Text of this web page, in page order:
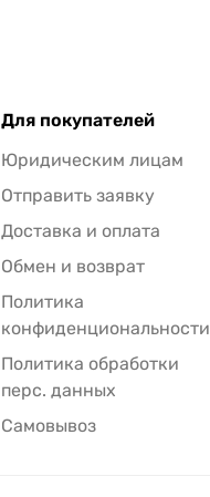
Для покупателей
Юридическим лицам
Отправить заявку
Доставка и оплата
Обмен и возврат
Политика
конфиденциональности
Политика обработки
перс. данных
Самовывоз